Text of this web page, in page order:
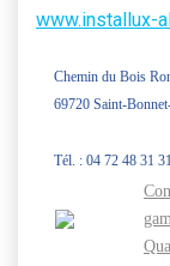
www.installux-
Chemin du Bois
69720 Saint-
Tél. : 04 72 48 31 31